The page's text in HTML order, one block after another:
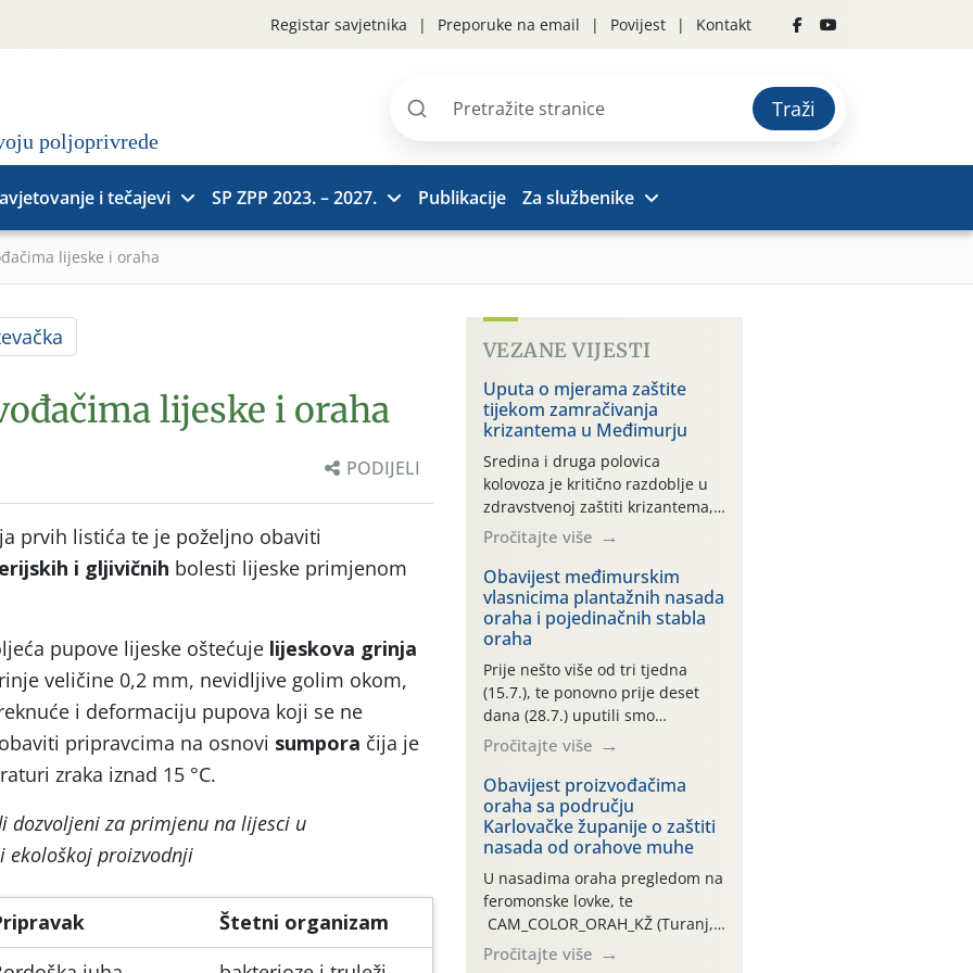
Registar savjetnika Preporuke na email Povijest Kontakt
Pretraži
Traži
i tečajevi SP ZPP 2023. – 2027. Publikacije Za službenike
lijeske i oraha
lijeske i oraha
PODIJELI
prvih listića te je poželjno obaviti
i gljivičnih bolesti lijeske primjenom
pupove lijeske oštećuje lijeskova grinja
veličine 0,2 mm, nevidljive golim okom,
i deformaciju pupova koji se ne
pripravcima na osnovi sumpora čija je
zraka iznad 15 °C.
dozvoljeni za primjenu na lijesci u
ekološkoj proizvodnji
Štetni organizam
VEZANE VIJESTI
Uputa o mjerama zaštite
tijekom zamračivanja
krizantema u Međimurju
Sredina i druga polovica
kolovoza je kritično razdoblje u
zdravstvenoj zaštiti krizantema,
a prije zamračivanja u proteklom
smo mjesecu tri puta upućivali
preporuke o preventivnim
mjerama zaštite krizantema od
najčešćih uzročnika bolesti,
štetnika i fito-fagnih grinja (23.7.,
14.7., 06.7.)! Na početku ovog
mjeseca je zabilježeno je
povijesno i ekstremno vruće
meteorološko razdoblje, uz
najviše temperature […]
Pročitajte više
Obavijest međimurskim
vlasnicima plantažnih nasada
oraha i pojedinačnih stabla
oraha
Prije nešto više od tri tjedna
(15.7.), te ponovno prije deset
dana (28.7.) uputili smo
obavijesti vlasnicima plantažnih
nasada oraha i pojedinačnih
stabla o početku leta i
ovogodišnjoj potrebi usmjerenog
suzbijanja orahove muhe
(Rhagoletis completa)! Već
dvanaest dana traje drugi
ovogodišnji “toplinski udar”, koji
naročito izražen zadnja šest
dana (31.7.-05.8.), jer najviše
temperature zraka svakodnevno
Pročitajte više
Obavijest proizvođačima
oraha sa području
Karlovačke županije o zaštiti
nasada od orahove muhe
U nasadima oraha pregledom na
feromonske lovke, te
CAM_COLOR_ORAH_KŽ (Turanj,
Vojnić) zabilježena je mala
Pročitajte više